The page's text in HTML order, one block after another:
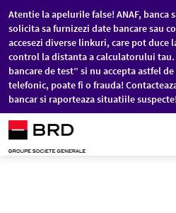
Sari la conținutul principal
Atentie la apelurile false! ANAF, banca
solicita sa furnizezi date bancare sau
accesezi diverse linkuri, care pot duce
control la distanta a calculatorului tau.
bancare de test” si nu accepta astfel
telefonic, poate fi o frauda!
bancar si raporteaza situatiile